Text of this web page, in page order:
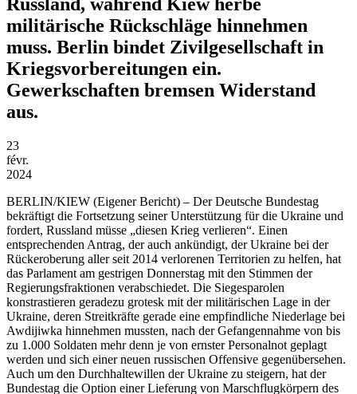
militärische Rückschläge hinnehmen
muss. Berlin bindet Zivilgesellschaft in
Kriegsvorbereitungen ein.
Gewerkschaften bremsen Widerstand
aus.
23
févr.
2024
BERLIN/KIEW (Eigener Bericht) – Der Deutsche Bundestag
bekräftigt die Fortsetzung seiner Unterstützung für die Ukraine und
fordert, Russland müsse „diesen Krieg verlieren“. Einen
entsprechenden Antrag, der auch ankündigt, der Ukraine bei der
Rückeroberung aller seit 2014 verlorenen Territorien zu helfen, hat
das Parlament am gestrigen Donnerstag mit den Stimmen der
Regierungsfraktionen verabschiedet. Die Siegesparolen
konstrastieren geradezu grotesk mit der militärischen Lage in der
Ukraine, deren Streitkräfte gerade eine empfindliche Niederlage bei
Awdijiwka hinnehmen mussten, nach der Gefangennahme von bis
zu 1.000 Soldaten mehr denn je von ernster Personalnot geplagt
werden und sich einer neuen russischen Offensive gegenübersehen.
Auch um den Durchhaltewillen der Ukraine zu steigern, hat der
Bundestag die Option einer Lieferung von Marschflugkörpern des